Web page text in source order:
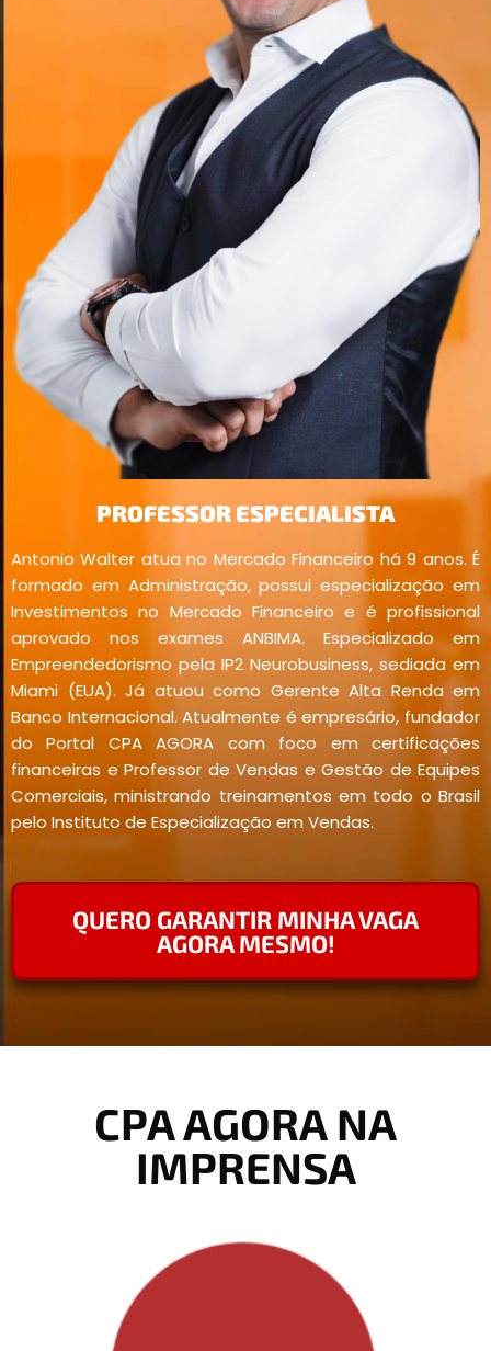
PROFESSOR ESPECIALISTA
Antonio Walter atua no Mercado Financeiro há 9 anos. É
formado em Administração, possui especialização em
Investimentos no Mercado Financeiro e é profissional
aprovado nos exames ANBIMA. Especializado em
Empreendedorismo pela IP2 Neurobusiness, sediada em
Miami (EUA). Já atuou como Gerente Alta Renda em
Banco Internacional. Atualmente é empresário, fundador
do Portal CPA AGORA com foco em certificações
financeiras e Professor de Vendas e Gestão de Equipes
Comerciais, ministrando treinamentos em todo o Brasil
pelo Instituto de Especialização em Vendas.
QUERO GARANTIR MINHA VAGA
AGORA MESMO!
CPA AGORA NA
IMPRENSA